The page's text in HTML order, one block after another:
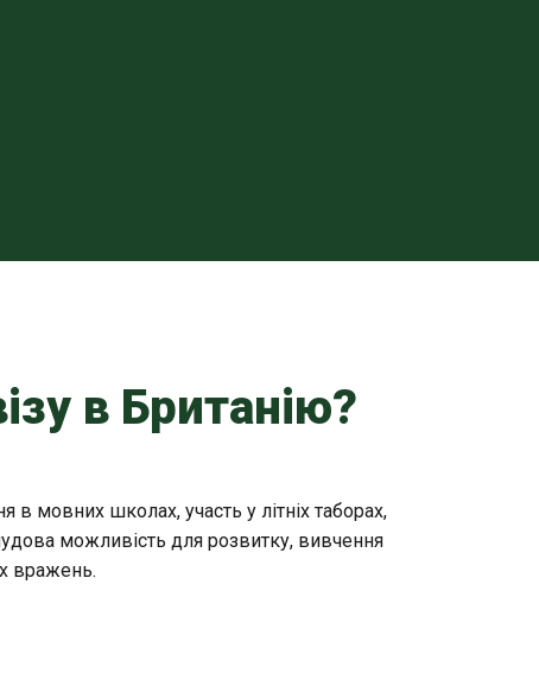
в Британію?
в мовних школах, участь у літніх таборах,
можливість для розвитку, вивчення
вражень.